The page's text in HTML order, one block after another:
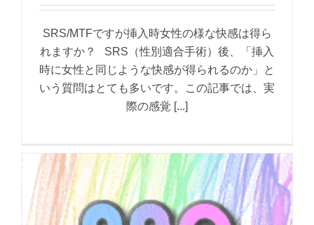
SRS/MTFですが挿入時女性の様な快感は得ら
れますか？ SRS（性別適合手術）後、「挿入
時に女性と同じような快感が得られるのか」と
いう質問はとても多いです。この記事では、実
際の感覚 [...]